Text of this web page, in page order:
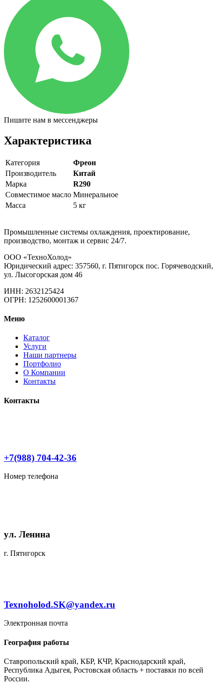
Пишите нам в мессенджеры
Характеристика
Категория
Фреон
Производитель
Китай
Марка
R290
Совместимое масло Минеральное
Масса
5 кг
Промышленные системы охлаждения, проектирование,
производство, монтаж и сервис 24/7.
ООО «ТехноХолод»
Юридический адрес: 357560, г. Пятигорск пос. Горячеводский,
ул. Лысогорская дом 46
ИНН: 2632125424
ОГРН: 1252600001367
Меню
Каталог
Услуги
Наши партнеры
Портфолио
О Компании
Контакты
Контакты
+7(988) 704-42-36
Номер телефона
ул. Ленина
г. Пятигорск
Texnoholod.SK@yandex.ru
Электронная почта
География работы
Ставропольский край, КБР, КЧР, Краснодарский край,
Республика Адыгея, Ростовская область + поставки по всей
России.